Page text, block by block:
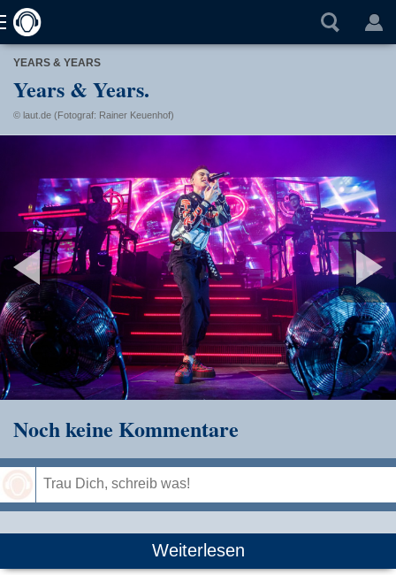
YEARS & YEARS
Years & Years.
© laut.de (Fotograf: Rainer Keuenhof)
Noch keine Kommentare
Weiterlesen